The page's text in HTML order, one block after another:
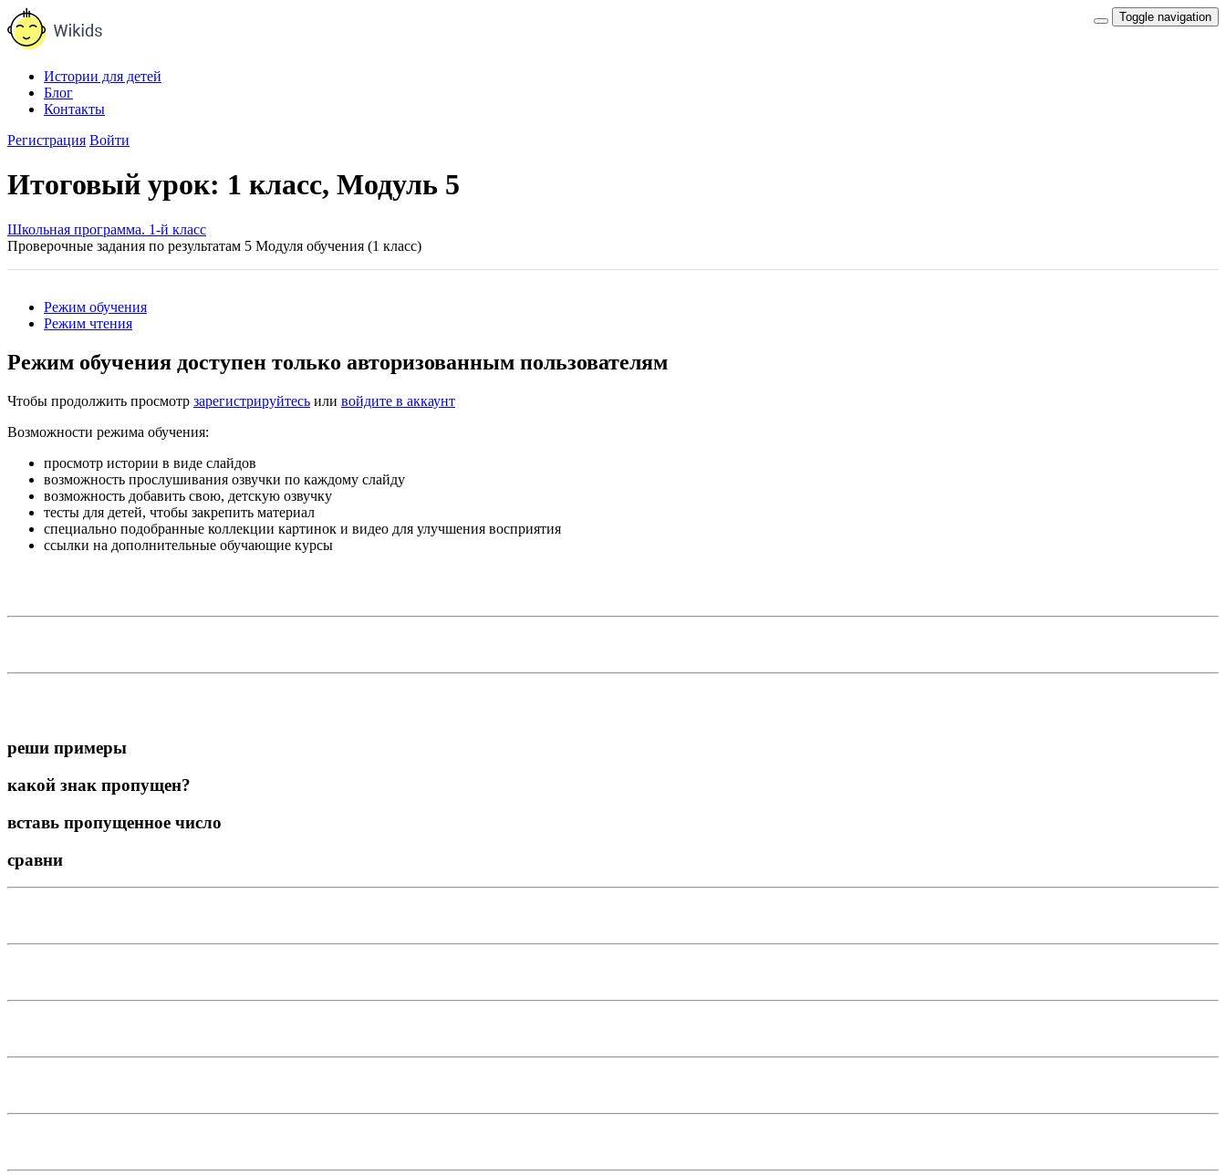
Toggle navigation
Истории для детей
Блог
Контакты
Регистрация Войти
Итоговый урок: 1 класс, Модуль 5
Школьная программа. 1-й класс
Проверочные задания по результатам 5 Модуля обучения (1 класс)
Режим обучения
Режим чтения
Режим обучения доступен только авторизованным пользователям
Чтобы продолжить просмотр зарегистрируйтесь или войдите в аккаунт
Возможности режима обучения:
просмотр истории в виде слайдов
возможность прослушивания озвучки по каждому слайду
возможность добавить свою, детскую озвучку
тесты для детей, чтобы закрепить материал
специально подобранные коллекции картинок и видео для улучшения восприятия
ссылки на дополнительные обучающие курсы
реши примеры
какой знак пропущен?
вставь пропущенное число
сравни